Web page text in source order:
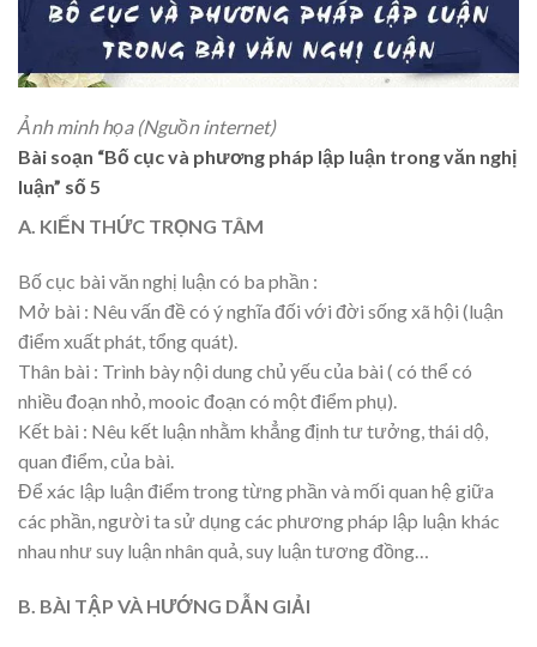
Ảnh minh họa (Nguồn internet)
Bài soạn “Bố cục và phương pháp lập luận trong văn nghị
luận” số 5
A. KIẾN THỨC TRỌNG TÂM
Bố cục bài văn nghị luận có ba phần :
Mở bài : Nêu vấn đề có ý nghĩa đối với đời sống xã hội (luận
điểm xuất phát, tổng quát).
Thân bài : Trình bày nội dung chủ yếu của bài ( có thể có
nhiều đoạn nhỏ, mooic đoạn có một điểm phụ).
Kết bài : Nêu kết luận nhằm khẳng định tư tưởng, thái dộ,
quan điểm, của bài.
Để xác lập luận điểm trong từng phần và mối quan hệ giữa
các phần, người ta sử dụng các phương pháp lập luận khác
nhau như suy luận nhân quả, suy luận tương đồng…
B. BÀI TẬP VÀ HƯỚNG DẪN GIẢI